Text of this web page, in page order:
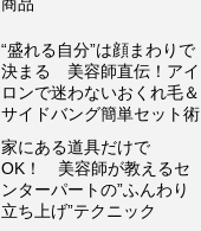
“盛れる自分”は顔まわりで
決まる 美容師直伝！アイ
ロンで迷わないおくれ毛＆
サイドバング簡単セット術
家にある道具だけで
OK！ 美容師が教えるセ
ンターパートの”ふんわり
立ち上げ”テクニック